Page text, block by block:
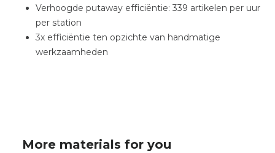
Verhoogde putaway efficiëntie: 339 artikelen per uur
per station
3x efficiëntie ten opzichte van handmatige
werkzaamheden
More materials for you